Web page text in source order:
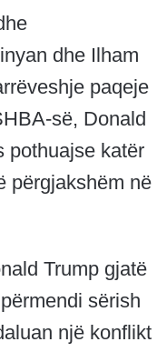
dhe Ilham
paqeje
së, Donald
pothuajse katër
përgjakshëm në
Trump gjatë
sërish
një konflikt